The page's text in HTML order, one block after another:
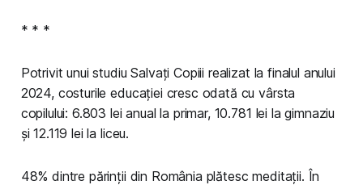
* * *
Potrivit unui studiu Salvați Copiii realizat la finalul anului
2024, costurile educației cresc odată cu vârsta
copilului: 6.803 lei anual la primar, 10.781 lei la gimnaziu
și 12.119 lei la liceu.
48% dintre părinții din România plătesc meditații. În